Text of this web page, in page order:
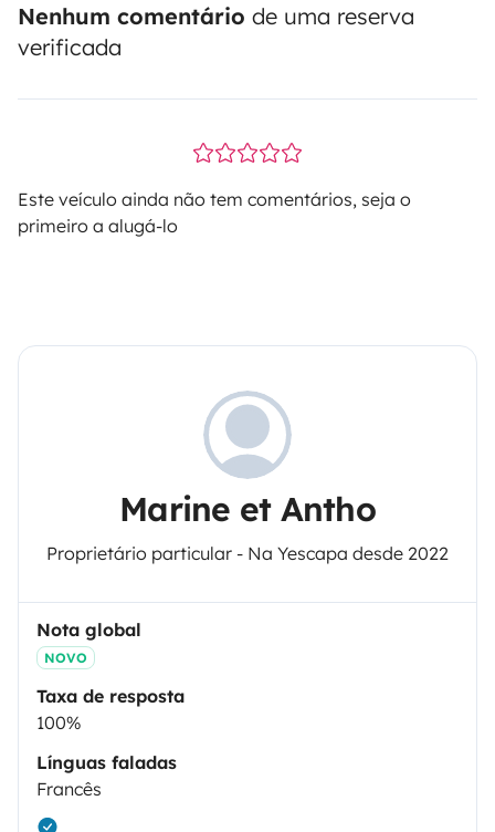
Nenhum comentário de uma reserva
verificada
Este veículo ainda não tem comentários, seja o
primeiro a alugá-lo
Marine et Antho
Proprietário particular - Na Yescapa desde 2022
Nota global
NOVO
Taxa de resposta
100%
Línguas faladas
Francês